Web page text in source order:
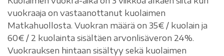
vuokraaja on vastaanottanut kuolaimen
Matkahuollosta. Vuokran määrä on 35€ / kuolain ja
60€ / 2 kuolainta sisältäen arvonlisäveron 24%.
Vuokrauksen hintaan sisältyy sekä kuolaimen